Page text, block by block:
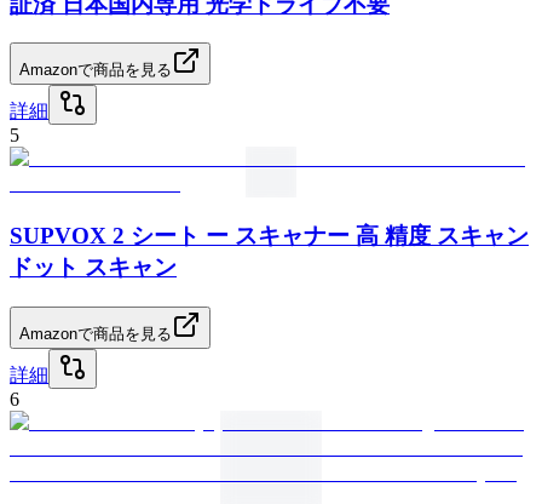
Amazonで商品を見る
詳細
5
SUPVOX 2 シート ー スキャナー 高 精度 スキャン
ドット スキャン
Amazonで商品を見る
詳細
6